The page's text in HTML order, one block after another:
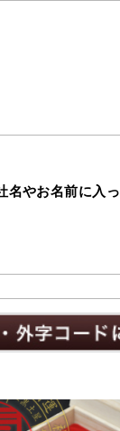
名やお名前に入